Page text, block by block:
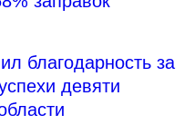
благодарность за
девяти